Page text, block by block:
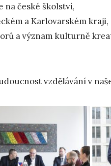
na české školství,
a Karlovarském kraji,
a význam kulturně
vzdělávání v